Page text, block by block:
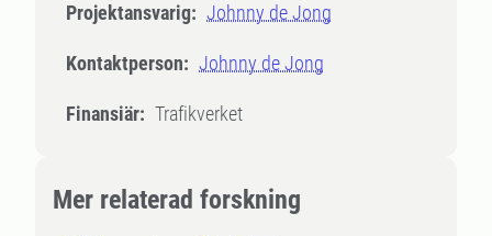
Projektansvarig: Johnny de Jong
Kontaktperson: Johnny de Jong
Finansiär: Trafikverket
Mer relaterad forskning